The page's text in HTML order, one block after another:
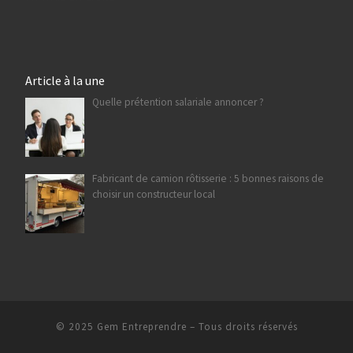
Article à la une
Quelle prétention salariale annoncer ?
Fabricant de camion rôtisserie : 5 bonnes raisons de
choisir un constructeur local
© 2025 Gem Entreprendre – Tous droits réservés